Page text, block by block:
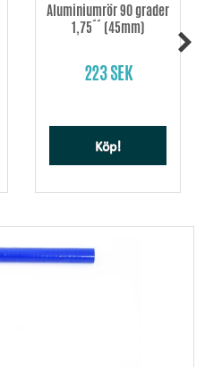
Aluminiumrör 90 grader
1,75´´ (45mm)
223 SEK
Köp!